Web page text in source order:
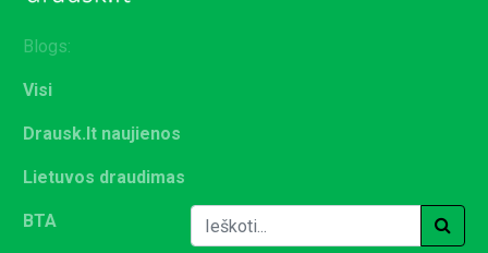
Blogs:
Visi
Drausk.lt naujienos
Lietuvos draudimas
BTA